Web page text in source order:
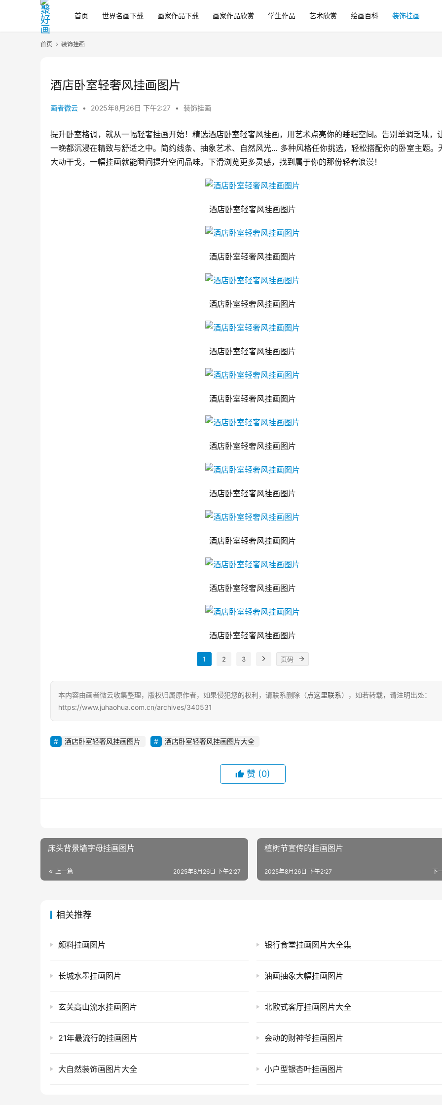
首页 世界名画下载 画家作品下载 画家作品欣赏 学生作品 艺术欣赏 绘画百科 装饰挂画
首页 装饰挂画
酒店卧室轻奢风挂画图片
画者微云 • 2025年8月26日 下午2:27 • 装饰挂画
提升卧室格调，就从一幅轻奢挂画开始！精选酒店卧室轻奢风挂画，用艺术点亮你的睡眠空间。告别单调乏味，
一晚都沉浸在精致与舒适之中。简约线条、抽象艺术、自然风光… 多种风格任你挑选，轻松搭配你的卧室主题。
大动干戈，一幅挂画就能瞬间提升空间品味。下滑浏览更多灵感，找到属于你的那份轻奢浪漫！
酒店卧室轻奢风挂画图片
酒店卧室轻奢风挂画图片
酒店卧室轻奢风挂画图片
酒店卧室轻奢风挂画图片
酒店卧室轻奢风挂画图片
酒店卧室轻奢风挂画图片
酒店卧室轻奢风挂画图片
酒店卧室轻奢风挂画图片
酒店卧室轻奢风挂画图片
酒店卧室轻奢风挂画图片
1 2 3
本内容由画者微云收集整理，版权归属原作者，如果侵犯您的权利，请联系删除（点这里联系），如若转载，请注明出处：
https://www.juhaohua.com.cn/archives/340531
酒店卧室轻奢风挂画图片 酒店卧室轻奢风挂画图片大全
赞 (0)
床头背景墙字母挂画图片
上一篇 2025年8月26日 下午2:27
植树节宣传的挂画图片
下
2025年8月26日 下午2:27
相关推荐
颜料挂画图片 银行食堂挂画图片大全集
长城水墨挂画图片 油画抽象大幅挂画图片
玄关高山流水挂画图片 北欧式客厅挂画图片大全
21年最流行的挂画图片 会动的财神爷挂画图片
大自然装饰画图片大全 小户型银杏叶挂画图片